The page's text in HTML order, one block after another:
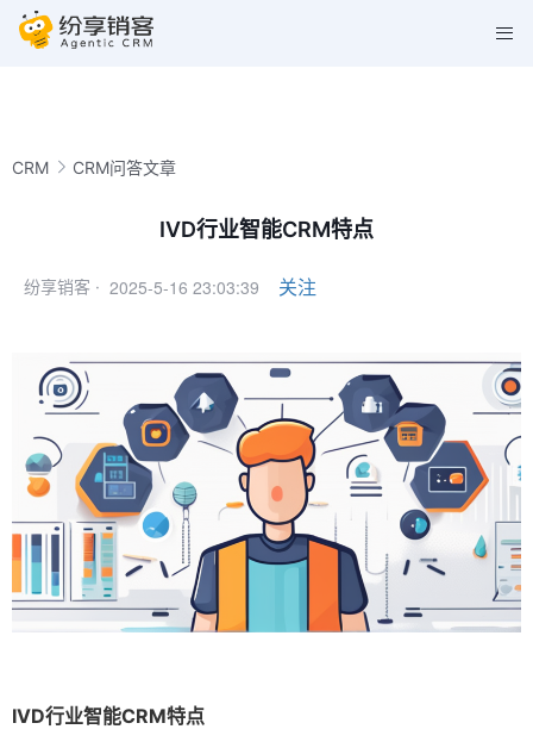
CRM CRM问答文章
IVD行业智能CRM特点
纷享销客 · 2025-5-16 23:03:39 关注
IVD行业智能CRM特点